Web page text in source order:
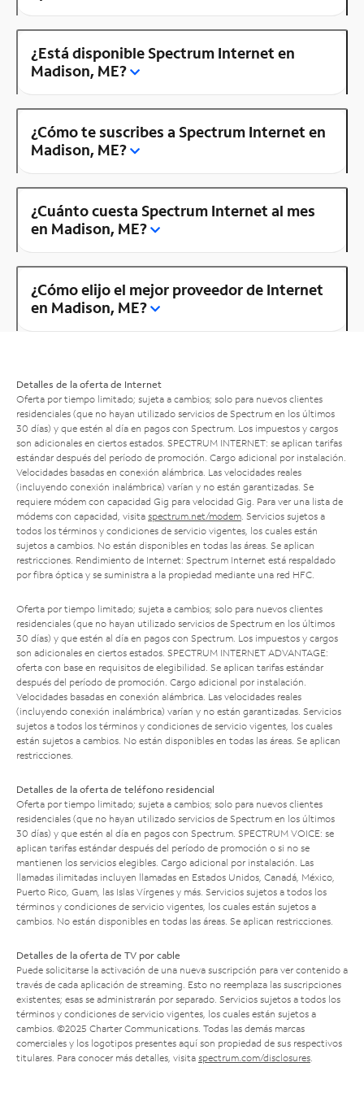
¿Está disponible Spectrum Internet en
Madison, ME?
¿Cómo te suscribes a Spectrum Internet en
Madison, ME?
¿Cuánto cuesta Spectrum Internet al mes
en Madison, ME?
¿Cómo elijo el mejor proveedor de Internet
en Madison, ME?
Detalles de la oferta de Internet
Oferta por tiempo limitado; sujeta a cambios; solo para nuevos clientes
residenciales (que no hayan utilizado servicios de Spectrum en los últimos
30 días) y que estén al día en pagos con Spectrum. Los impuestos y cargos
son adicionales en ciertos estados. SPECTRUM INTERNET: se aplican tarifas
estándar después del período de promoción. Cargo adicional por instalación.
Velocidades basadas en conexión alámbrica. Las velocidades reales
(incluyendo conexión inalámbrica) varían y no están garantizadas. Se
requiere módem con capacidad Gig para velocidad Gig. Para ver una lista de
módems con capacidad, visita spectrum.net/modem . Servicios sujetos a
todos los términos y condiciones de servicio vigentes, los cuales están
sujetos a cambios. No están disponibles en todas las áreas. Se aplican
restricciones. Rendimiento de Internet: Spectrum Internet está respaldado
por fibra óptica y se suministra a la propiedad mediante una red HFC.
Oferta por tiempo limitado; sujeta a cambios; solo para nuevos clientes
residenciales (que no hayan utilizado servicios de Spectrum en los últimos
30 días) y que estén al día en pagos con Spectrum. Los impuestos y cargos
son adicionales en ciertos estados. SPECTRUM INTERNET ADVANTAGE:
oferta con base en requisitos de elegibilidad. Se aplican tarifas estándar
después del período de promoción. Cargo adicional por instalación.
Velocidades basadas en conexión alámbrica. Las velocidades reales
(incluyendo conexión inalámbrica) varían y no están garantizadas. Servicios
sujetos a todos los términos y condiciones de servicio vigentes, los cuales
están sujetos a cambios. No están disponibles en todas las áreas. Se aplican
restricciones.
Detalles de la oferta de teléfono residencial
Oferta por tiempo limitado; sujeta a cambios; solo para nuevos clientes
residenciales (que no hayan utilizado servicios de Spectrum en los últimos
30 días) y que estén al día en pagos con Spectrum. SPECTRUM VOICE: se
aplican tarifas estándar después del período de promoción o si no se
mantienen los servicios elegibles. Cargo adicional por instalación. Las
llamadas ilimitadas incluyen llamadas en Estados Unidos, Canadá, México,
Puerto Rico, Guam, las Islas Vírgenes y más. Servicios sujetos a todos los
términos y condiciones de servicio vigentes, los cuales están sujetos a
cambios. No están disponibles en todas las áreas. Se aplican restricciones.
Detalles de la oferta de TV por cable
Puede solicitarse la activación de una nueva suscripción para ver contenido a
través de cada aplicación de streaming. Esto no reemplaza las suscripciones
existentes; esas se administrarán por separado. Servicios sujetos a todos los
términos y condiciones de servicio vigentes, los cuales están sujetos a
cambios. ©2025 Charter Communications. Todas las demás marcas
comerciales y los logotipos presentes aquí son propiedad de sus respectivos
titulares. Para conocer más detalles, visita spectrum.com/disclosures